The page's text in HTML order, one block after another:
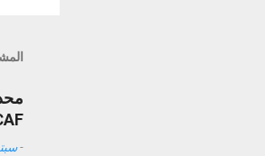
-سبتمبر